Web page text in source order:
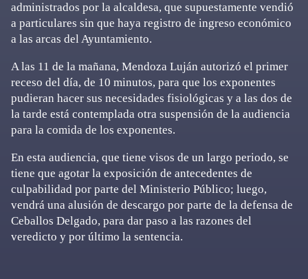
administrados por la alcaldesa, que supuestamente vendió
a particulares sin que haya registro de ingreso económico
a las arcas del Ayuntamiento.
A las 11 de la mañana, Mendoza Luján autorizó el primer
receso del día, de 10 minutos, para que los exponentes
pudieran hacer sus necesidades fisiológicas y a las dos de
la tarde está contemplada otra suspensión de la audiencia
para la comida de los exponentes.
En esta audiencia, que tiene visos de un largo periodo, se
tiene que agotar la exposición de antecedentes de
culpabilidad por parte del Ministerio Público; luego,
vendrá una alusión de descargo por parte de la defensa de
Ceballos Delgado, para dar paso a las razones del
veredicto y por último la sentencia.